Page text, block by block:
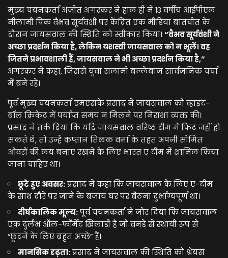
मुख्य चयनकर्ता अजीत अगरकर ने हाल ही में 13 वर्षीय आईपीएल
नीलामी पिक वैभव सूर्यवंशी पर केंद्रित एक मीडिया बातचीत के
दौरान जायसवाल की स्थिति को स्वीकार किया। “वैभव सूर्यवंशी ने
अच्छा प्रदर्शन किया है, लेकिन यशस्वी जायसवाल को न भूलें। वह
जितने प्रभावशाली हैं, जायसवाल ने भी अच्छा प्रदर्शन किया है,”
अगरकर ने कहा, जिससे युवा सलामी बल्लेबाज सार्वजनिक चर्चा
में बने रहे।
पूर्व मुख्य चयनकर्ता एमएसके प्रसाद ने जायसवाल को व्हाइट-
बॉल क्रिकेट में पर्याप्त समय न मिलने पर निराशा व्यक्त की।
प्रसाद ने तर्क दिया कि यदि जायसवाल वरिष्ठ टीम में फिट नहीं हो
सकते थे, तो उन्हें कप्तान तिलक वर्मा के तहत अपनी सीमित
ओवरों की लय बनाए रखने के लिए भारत ए टीम में शामिल किया
जाना चाहिए था।
छूटे हुए अवसर: प्रसाद ने कहा कि जायसवाल के लिए ए-टीम
के साथ दौरे पर जाने के बजाय घर पर बैठना दुर्भाग्यपूर्ण था।
दीर्घकालिक मूल्य: पूर्व चयनकर्ता ने जोर दिया कि जायसवाल
एक दुर्लभ ऑल-फॉर्मेट खिलाड़ी हैं जो वनडे से स्थायी रूप से
“छूटने के लिए बहुत अच्छे” हैं।
मानसिक दृढ़ता: प्रसाद ने जायसवाल की स्थिति को श्रेयस